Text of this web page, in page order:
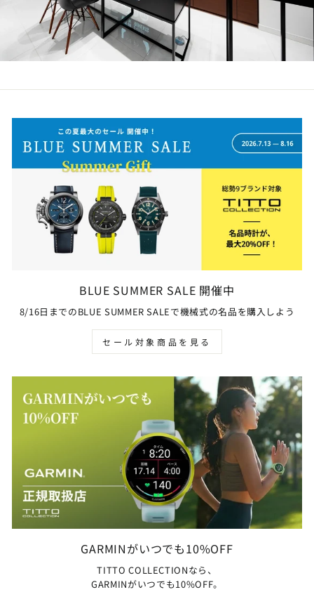
BLUE SUMMER SALE 開催中
8/16日までのBLUE SUMMER SALEで機械式の名品を購入しよう
セール対象商品を見る
GARMINがいつでも10%OFF
TITTO COLLECTIONなら、
GARMINがいつでも10%OFF。